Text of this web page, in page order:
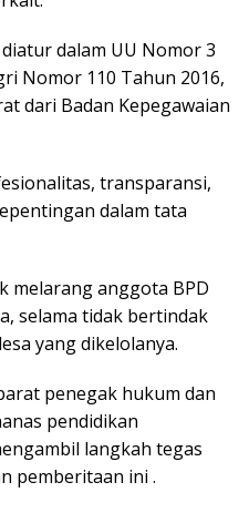
dalam UU Nomor 3
Nomor 110 Tahun 2016,
dari Badan Kepegawaian
transparansi,
dalam tata
melarang anggota BPD
selama tidak bertindak
yang dikelolanya.
penegak hukum dan
pendidikan
langkah tegas
pemberitaan ini .